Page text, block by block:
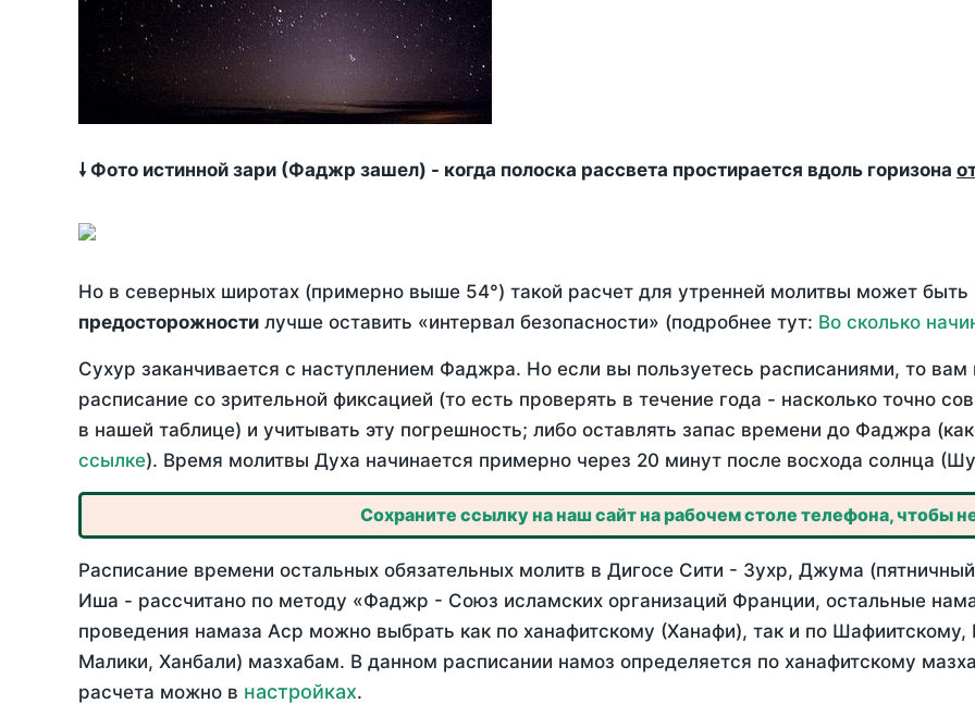
🠗 Фото истинной зари (Фаджр зашел) - когда полоска рассвета простирается вдоль горизона
Но в северных широтах (примерно выше 54°) такой расчет для утренней молитвы может
предосторожности лучше оставить «интервал безопасности» (подробнее тут: Во сколько
Сухур заканчивается с наступлением Фаджра. Но если вы пользуетесь расписаниями, то вам
расписание со зрительной фиксацией (то есть проверять в течение года - насколько точно
в нашей таблице) и учитывать эту погрешность; либо оставлять запас времени до Фаджра
ссылке). Время молитвы Духа начинается примерно через 20 минут после восхода солнца
Сохраните ссылку на наш сайт на рабочем столе телефона, чтобы
Расписание времени остальных обязательных молитв в Дигосе Сити - Зухр, Джума
Иша - рассчитано по методу «Фаджр - Союз исламских организаций Франции, остальные
проведения намаза Аср можно выбрать как по ханафитскому (Ханафи), так и по
Малики, Ханбали) мазхабам. В данном расписании намоз определяется по ханафитскому
расчета можно в настройках.